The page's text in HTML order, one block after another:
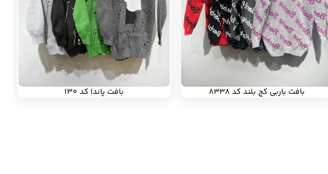
بافت باربی کج بلند کد 8338 بافت پاندا کد 130